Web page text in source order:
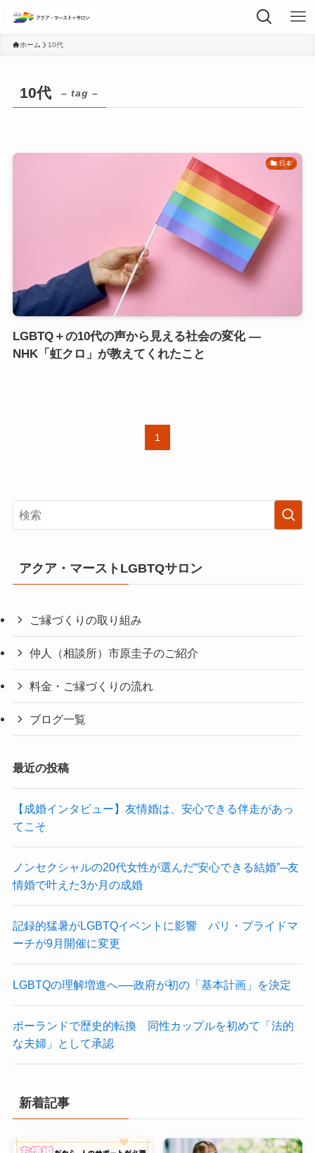
ホーム 10代
10代 – tag –
日本
LGBTQ＋の10代の声から見える社会の変化 ―
NHK「虹クロ」が教えてくれたこと
1
アクア・マーストLGBTQサロン
ご縁づくりの取り組み
仲人（相談所）市原圭子のご紹介
料金・ご縁づくりの流れ
ブログ一覧
最近の投稿
【成婚インタビュー】友情婚は、安心できる伴走があっ
てこそ
ノンセクシャルの20代女性が選んだ“安心できる結婚”─友
情婚で叶えた3か月の成婚
記録的猛暑がLGBTQイベントに影響 パリ・プライドマ
ーチが9月開催に変更
LGBTQの理解増進へ──政府が初の「基本計画」を決定
ポーランドで歴史的転換 同性カップルを初めて「法的
な夫婦」として承認
新着記事